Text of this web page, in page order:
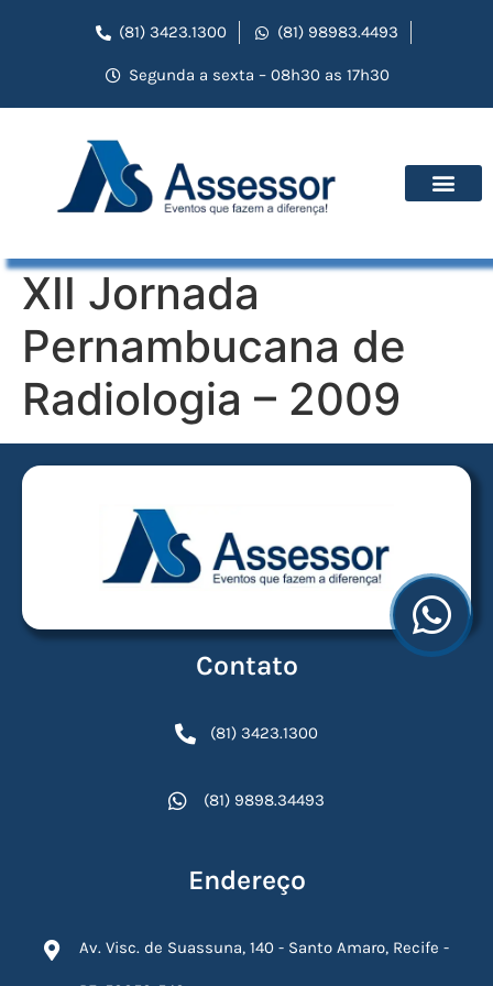
(81) 3423.1300 (81) 98983.4493
Segunda a sexta – 08h30 as 17h30
XII Jornada
Pernambucana de
Radiologia – 2009
Contato
(81) 3423.1300
(81) 9898.34493
Endereço
Av. Visc. de Suassuna, 140 - Santo Amaro, Recife -